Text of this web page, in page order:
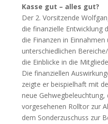
Kasse gut – alles gut?
Der 2. Vorsitzende
die finanzielle Entwicklung
die Finanzen in
unterschiedlichen
die Einblicke in die
Die finanziellen
zeigte er beispielhaft mit
neue
vorgesehenen Rolltor zur
dem Sonderzuschuss zur